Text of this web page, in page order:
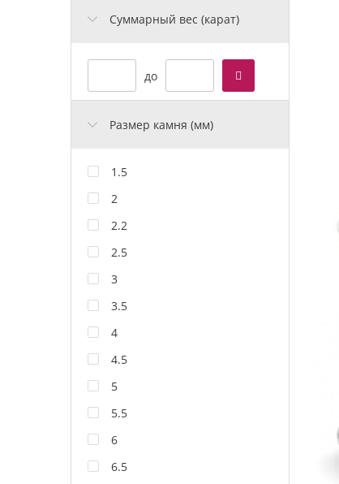
Cуммарный вес (карат)
до
Размер камня (мм)
1.5
2
2.2
2.5
3
3.5
4
4.5
5
5.5
6
6.5